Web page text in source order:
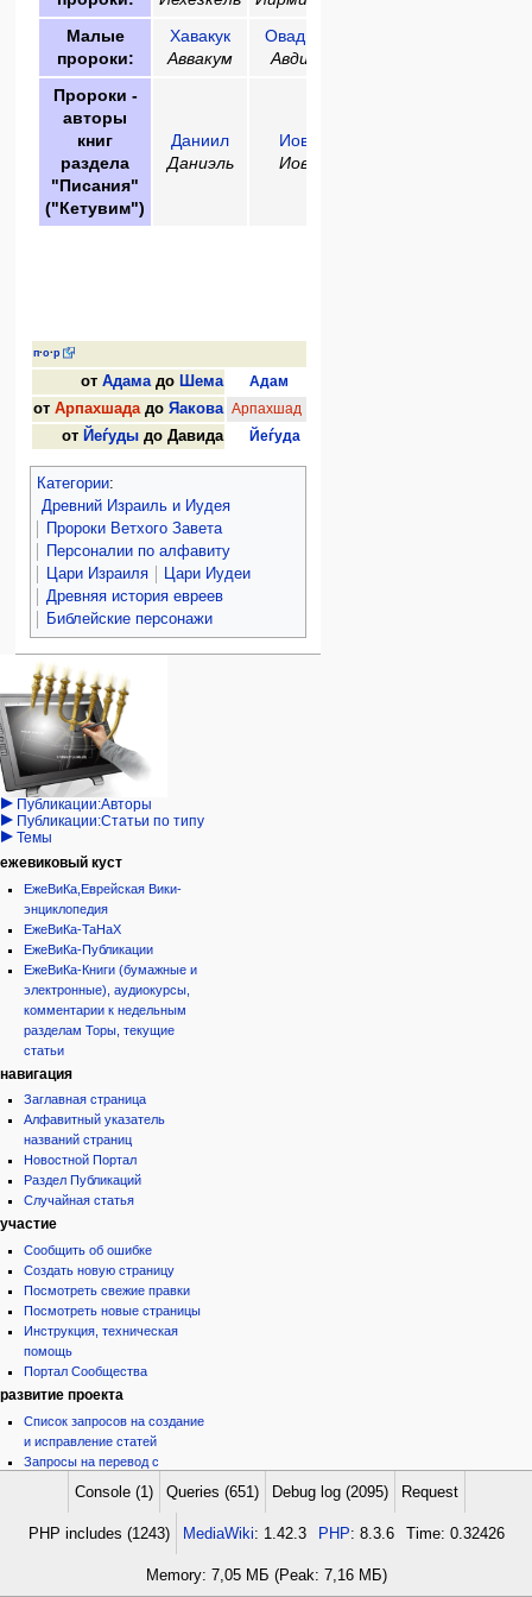
Малые
пророки:
Хавакук
Аввакум
Овадья
Авдий
Пророки -
авторы
книг
раздела
"Писания"
("Кетувим")
Даниил
Даниэль
Иов
Иов
п·о·р
отАдама до Шема Адам
отАрпахшада доЯакова Арпахшад
от Йеѓуды доДавида Йеѓуда
Категории:
Древний Израиль и Иудея
Пророки Ветхого Завета
Персоналии по алфавиту
Цари Израиля
Цари Иудеи
Древняя история евреев
Библейские персонажи
Навигация
персональные инструменты
войти
запрос
учётной
записи
категории
Израиль:Страна и
государство
Иудаизм
Народ
Проекты
Проекты/Участники/
дополнения
Публикации:Авторы
Публикации:Статьи по типу
Темы
ежевиковый куст
ЕжеВиКа,Еврейская Вики-
энциклопедия
ЕжеВиКа-ТаНаХ
ЕжеВиКа-Публикации
ЕжеВиКа-Книги (бумажные и
электронные), аудиокурсы,
комментарии к недельным
разделам Торы, текущие
статьи
навигация
Заглавная страница
Алфавитный указатель
названий страниц
Новостной Портал
Раздел Публикаций
Случайная статья
участие
Сообщить об ошибке
Создать новую страницу
Посмотреть свежие правки
Посмотреть новые страницы
Инструкция, техническая
помощь
Портал Сообщества
развитие проекта
Список запросов на создание
и исправление статей
Запросы на перевод с
Предложения
методологические вопросы
Console (1) Queries (651) Debug log (2095) Request
PHP includes (1243) MediaWiki: 1.42.3 PHP: 8.3.6 Time: 0.32426
Memory: 7,05 МБ (Peak: 7,16 МБ)